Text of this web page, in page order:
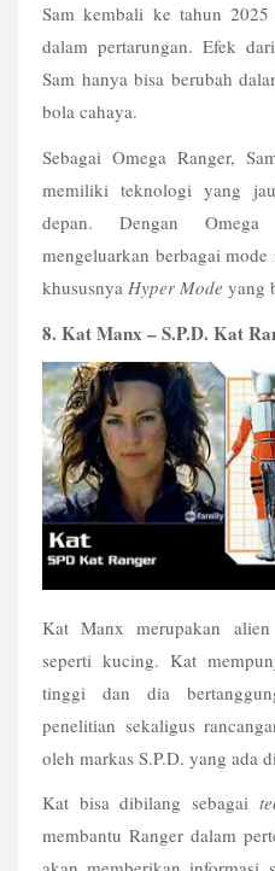
Sam kembali ke tahun
dalam pertarungan. Efek
Sam hanya bisa berubah
bola cahaya.
Sebagai Omega Ranger,
memiliki teknologi yang
depan. Dengan
mengeluarkan berbagai
khususnya Hyper Mode yang
8. Kat Manx – S.P.D. Kat
Kat Manx merupakan
seperti kucing. Kat
tinggi dan dia
penelitian sekaligus
oleh markas S.P.D. yang ada
Kat bisa dibilang sebagai
membantu Ranger dalam